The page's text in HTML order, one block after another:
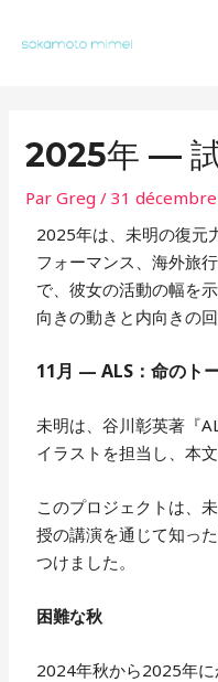
2025年 —
ParGreg/31
2025年は、未明の復元
フォーマンス、海外旅
で、彼女の活動の幅を
向きの動きと内向きの
11月 — ALS：命のト
未明は、谷川彰英著『
イラストを担当し、本
このプロジェクトは、
授の講演を通じて知っ
つけました。
困難な秋
2024年秋から2025年
des